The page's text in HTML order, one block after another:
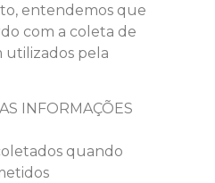
entendemos que
com a coleta de
utilizados pela
INFORMAÇÕES
quando